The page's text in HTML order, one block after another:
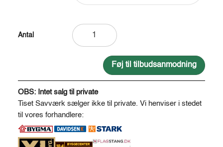
Føj til tilbudsanmodning
A
l
t
e
r
n
OBS: Intet salg til private
Tiset Savværk sælger ikke til private. Vi henviser i stedet
til vores forhandlere: